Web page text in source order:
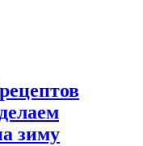
зиму